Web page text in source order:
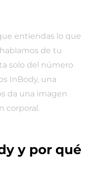
entiendas lo que
de tu
solo del número
InBody, una
da una imagen
corporal.
y por qué